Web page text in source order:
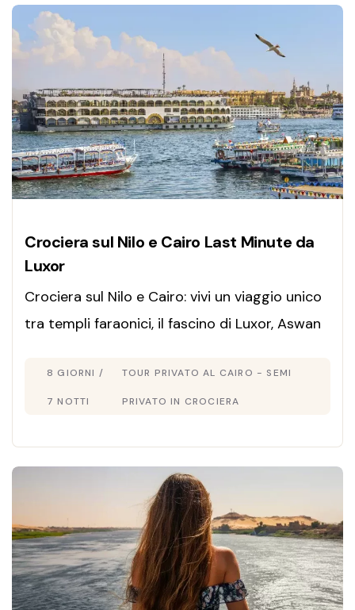
Crociera sul Nilo e Cairo Last Minute da
Luxor
Crociera sul Nilo e Cairo: vivi un viaggio unico
tra templi faraonici, il fascino di Luxor, Aswan
mozzafiato.
8 GIORNI /
7 NOTTI
TOUR PRIVATO AL CAIRO - SEMI
PRIVATO IN CROCIERA